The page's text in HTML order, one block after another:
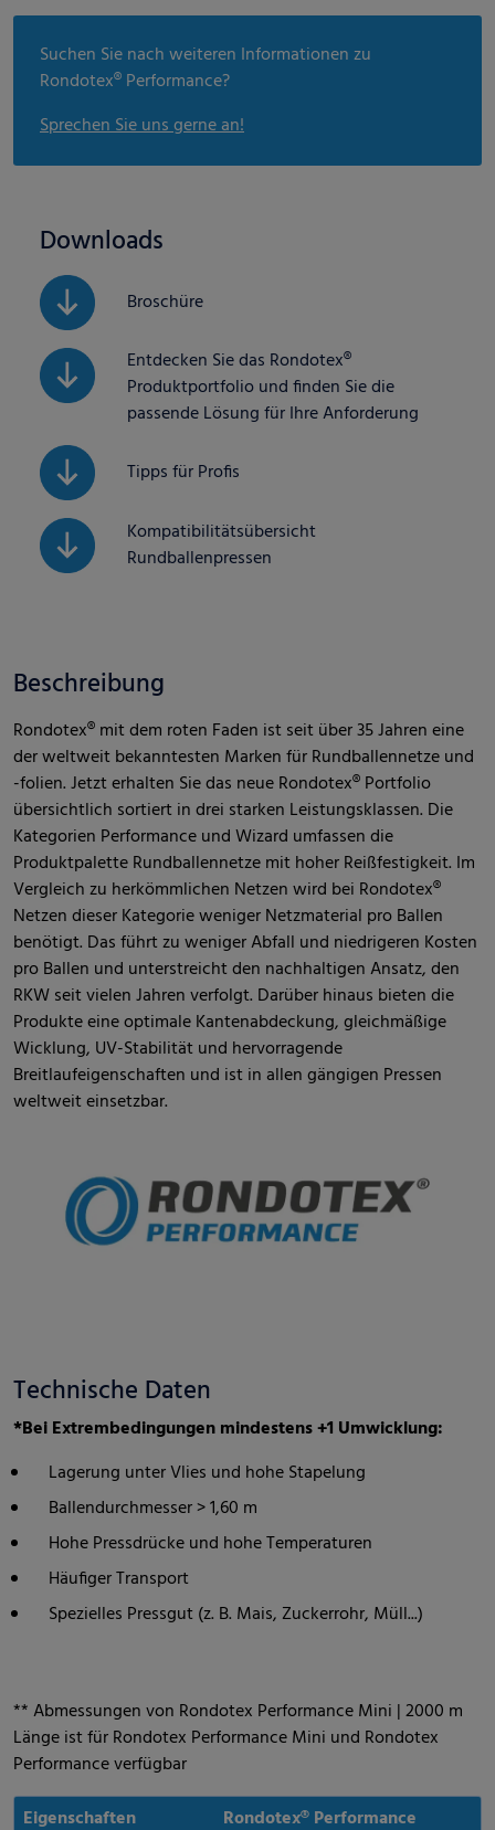
Suchen Sie nach weiteren Informationen zu
Rondotex® Performance?
Sprechen Sie uns gerne an!
Downloads
Broschüre
Entdecken Sie das Rondotex®
Produktportfolio und finden Sie die
passende Lösung für Ihre Anforderung
Tipps für Profis
Kompatibilitätsübersicht
Rundballenpressen
Beschreibung
Rondotex® mit dem roten Faden ist seit über 35 Jahren eine
der weltweit bekanntesten Marken für Rundballennetze und
-folien. Jetzt erhalten Sie das neue Rondotex® Portfolio
übersichtlich sortiert in drei starken Leistungsklassen. Die
Kategorien Performance und Wizard umfassen die
Produktpalette Rundballennetze mit hoher Reißfestigkeit. Im
Vergleich zu herkömmlichen Netzen wird bei Rondotex®
Netzen dieser Kategorie weniger Netzmaterial pro Ballen
benötigt. Das führt zu weniger Abfall und niedrigeren Kosten
pro Ballen und unterstreicht den nachhaltigen Ansatz, den
RKW seit vielen Jahren verfolgt. Darüber hinaus bieten die
Produkte eine optimale Kantenabdeckung, gleichmäßige
Wicklung, UV-Stabilität und hervorragende
Breitlaufeigenschaften und ist in allen gängigen Pressen
weltweit einsetzbar.
Technische Daten
*Bei Extrembedingungen mindestens +1 Umwicklung:
Lagerung unter Vlies und hohe Stapelung
Ballendurchmesser > 1,60 m
Hohe Pressdrücke und hohe Temperaturen
Häufiger Transport
Spezielles Pressgut (z. B. Mais, Zuckerrohr, Müll...)
** Abmessungen von Rondotex Performance Mini | 2000 m
Länge ist für Rondotex Performance Mini und Rondotex
Performance verfügbar
Eigenschaften
Rondotex® Performance